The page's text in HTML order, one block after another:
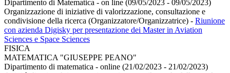
Dipartimento di Matematica - on line (09/05/2023 - 09/05/2023)
Organizzazione di iniziative di valorizzazione, consultazione e
condivisione della ricerca (Organizzatore/Organizzatrice) - Riunione
con azienda Digisky per presentazione dei Master in Aviation
Sciences e Space Sciences
FISICA
MATEMATICA "GIUSEPPE PEANO"
Dipartimento di matematica - online (21/02/2023 - 21/02/2023)